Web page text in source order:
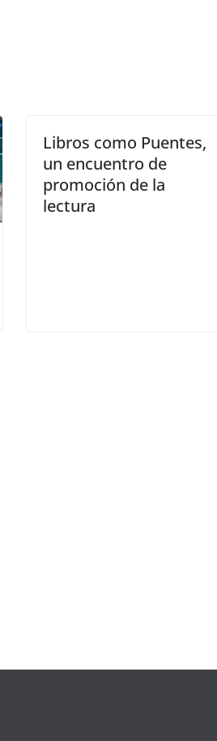
Libros como Puentes,
un encuentro de
promoción de la
lectura